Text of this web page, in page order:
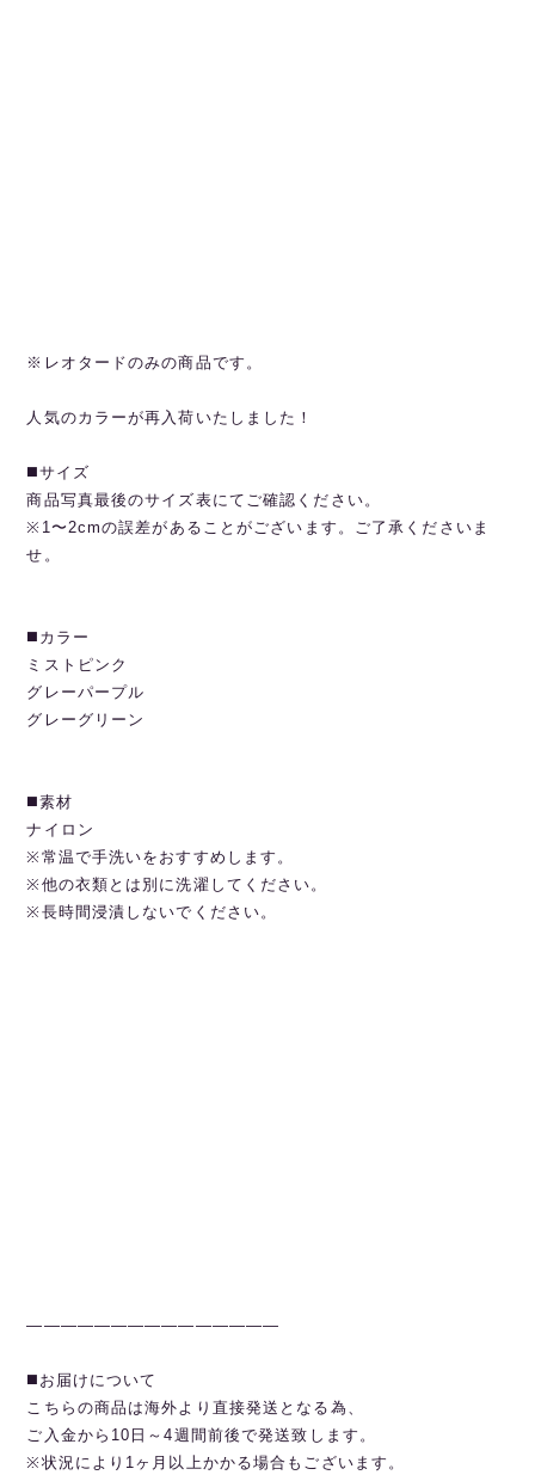
※レオタードのみの商品です。
人気のカラーが再入荷いたしました！
◼️サイズ
商品写真最後のサイズ表にてご確認ください。
※1〜2cmの誤差があることがございます。ご了承くださいま
せ。
◼️カラー
ミストピンク
グレーパープル
グレーグリーン
◼️素材
ナイロン
※常温で手洗いをおすすめします。
※他の衣類とは別に洗濯してください。
※長時間浸漬しないでください。
———————————————
◼️お届けについて
こちらの商品は海外より直接発送となる為、
ご入金から10日～4週間前後で発送致します。
※状況により1ヶ月以上かかる場合もございます。